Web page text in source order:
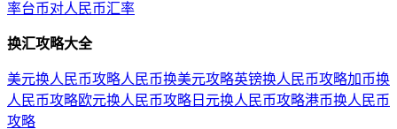
率台币对人民币汇率
换汇攻略大全
美元换人民币攻略人民币换美元攻略英镑换人民币攻略加币换
人民币攻略欧元换人民币攻略 日元换人民币攻略港币换人民币
攻略